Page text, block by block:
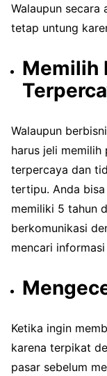
Walaupun secara
tetap untung
Memilih
Walaupun
harus jeli memilih
terpercaya dan
tertipu. Anda
memiliki 5 tahun
berkomunikasi
mencari
Ketika ingin
karena terpikat
pasar sebelum